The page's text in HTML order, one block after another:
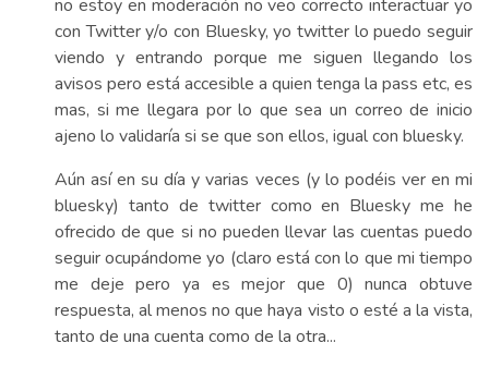
no estoy en moderación no veo correcto interactuar yo
con Twitter y/o con Bluesky, yo twitter lo puedo seguir
viendo y entrando porque me siguen llegando los
avisos pero está accesible a quien tenga la pass etc, es
mas, si me llegara por lo que sea un correo de inicio
ajeno lo validaría si se que son ellos, igual con bluesky.
Aún así en su día y varias veces (y lo podéis ver en mi
bluesky) tanto de twitter como en Bluesky me he
ofrecido de que si no pueden llevar las cuentas puedo
seguir ocupándome yo (claro está con lo que mi tiempo
me deje pero ya es mejor que 0) nunca obtuve
respuesta, al menos no que haya visto o esté a la vista,
tanto de una cuenta como de la otra...